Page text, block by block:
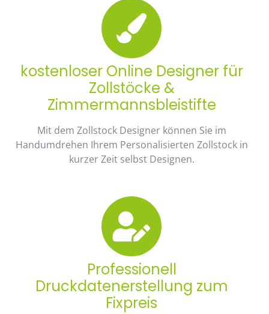
kostenloser Online Designer für
Zollstöcke &
Zimmermannsbleistifte
Mit dem Zollstock Designer können Sie im
Handumdrehen Ihrem Personalisierten Zollstock in
kurzer Zeit selbst Designen.
Professionell
Druckdatenerstellung zum
Fixpreis